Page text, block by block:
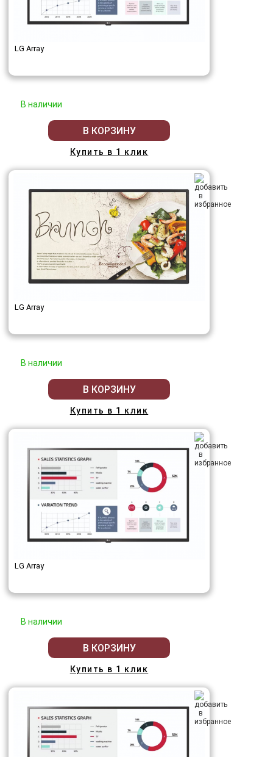
LG Array
В наличии
В КОРЗИНУ
Купить в 1 клик
LG Array
В наличии
В КОРЗИНУ
Купить в 1 клик
LG Array
В наличии
В КОРЗИНУ
Купить в 1 клик